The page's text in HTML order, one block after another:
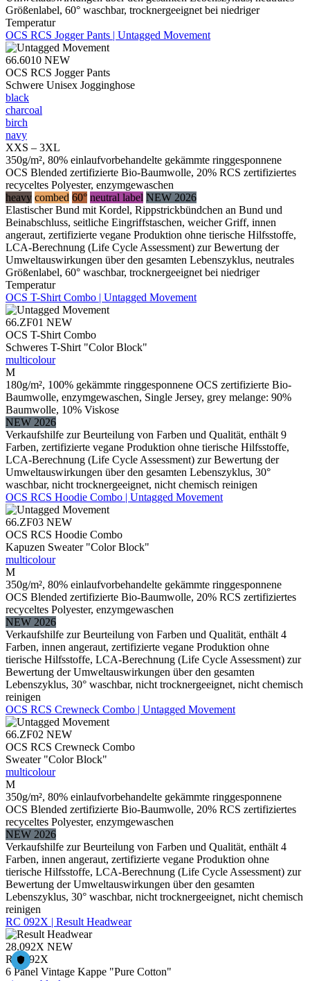
Größenlabel, 60° waschbar, trocknergeeignet bei niedriger
Temperatur
OCS RCS Jogger Pants | Untagged Movement
66.6010 NEW
OCS RCS Jogger Pants
Schwere Unisex Jogginghose
black
charcoal
birch
navy
XXS – 3XL
350g/m², 80% einlaufvorbehandelte gekämmte ringgesponnene
OCS Blended zertifizierte Bio-Baumwolle, 20% RCS zertifiziertes
recyceltes Polyester, enzymgewaschen
heavy combed 60° neutral label NEW 2026
Elastischer Bund mit Kordel, Rippstrickbündchen an Bund und
Beinabschluss, seitliche Eingriffstaschen, weicher Griff, innen
angeraut, zertifizierte vegane Produktion ohne tierische Hilfsstoffe,
LCA-Berechnung (Life Cycle Assessment) zur Bewertung der
Umweltauswirkungen über den gesamten Lebenszyklus, neutrales
Größenlabel, 60° waschbar, trocknergeeignet bei niedriger
Temperatur
OCS T-Shirt Combo | Untagged Movement
66.ZF01 NEW
OCS T-Shirt Combo
Schweres T-Shirt "Color Block"
multicolour
M
180g/m², 100% gekämmte ringgesponnene OCS zertifizierte Bio-
Baumwolle, enzymgewaschen, Single Jersey, grey melange: 90%
Baumwolle, 10% Viskose
NEW 2026
Verkaufshilfe zur Beurteilung von Farben und Qualität, enthält 9
Farben, zertifizierte vegane Produktion ohne tierische Hilfsstoffe,
LCA-Berechnung (Life Cycle Assessment) zur Bewertung der
Umweltauswirkungen über den gesamten Lebenszyklus, 30°
waschbar, nicht trocknergeeignet, nicht chemisch reinigen
OCS RCS Hoodie Combo | Untagged Movement
66.ZF03 NEW
OCS RCS Hoodie Combo
Kapuzen Sweater "Color Block"
multicolour
M
350g/m², 80% einlaufvorbehandelte gekämmte ringgesponnene
OCS Blended zertifizierte Bio-Baumwolle, 20% RCS zertifiziertes
recyceltes Polyester, enzymgewaschen
NEW 2026
Verkaufshilfe zur Beurteilung von Farben und Qualität, enthält 4
Farben, innen angeraut, zertifizierte vegane Produktion ohne
tierische Hilfsstoffe, LCA-Berechnung (Life Cycle Assessment) zur
Bewertung der Umweltauswirkungen über den gesamten
Lebenszyklus, 30° waschbar, nicht trocknergeeignet, nicht chemisch
reinigen
OCS RCS Crewneck Combo | Untagged Movement
66.ZF02 NEW
OCS RCS Crewneck Combo
Sweater "Color Block"
multicolour
M
350g/m², 80% einlaufvorbehandelte gekämmte ringgesponnene
OCS Blended zertifizierte Bio-Baumwolle, 20% RCS zertifiziertes
recyceltes Polyester, enzymgewaschen
NEW 2026
Verkaufshilfe zur Beurteilung von Farben und Qualität, enthält 4
Farben, innen angeraut, zertifizierte vegane Produktion ohne
tierische Hilfsstoffe, LCA-Berechnung (Life Cycle Assessment) zur
Bewertung der Umweltauswirkungen über den gesamten
Lebenszyklus, 30° waschbar, nicht trocknergeeignet, nicht chemisch
reinigen
RC 092X | Result Headwear
28.092X NEW
RC 092X
6 Panel Vintage Kappe "Pure Cotton"